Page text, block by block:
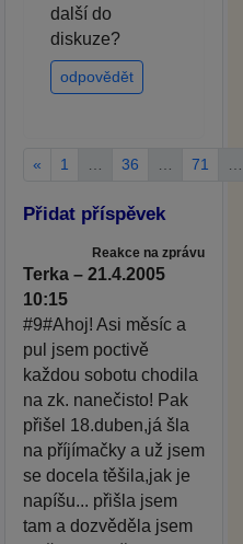
další do
diskuze?
odpovědět
« 1 … 36 … 71 …
Přidat příspěvek
Reakce na zprávu
Terka – 21.4.2005
10:15
#9#Ahoj! Asi měsíc a
pul jsem poctivě
každou sobotu chodila
na zk. nanečisto! Pak
přišel 18.duben,já šla
na příjímačky a už jsem
se docela těšila,jak je
napíšu... přišla jsem
tam a dozvěděla jsem